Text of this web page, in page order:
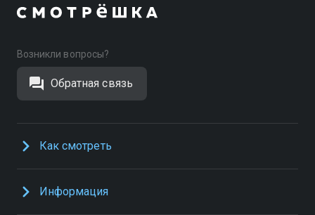
Возникли вопросы?
Обратная связь
Как смотреть
Информация